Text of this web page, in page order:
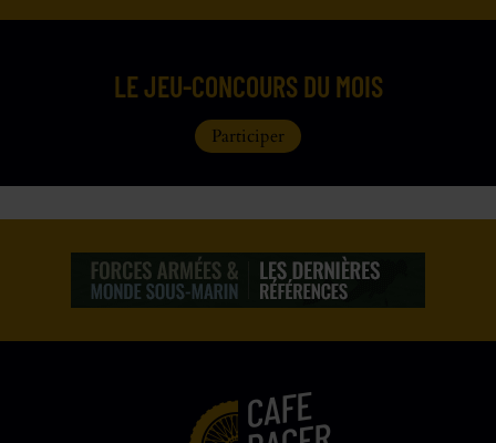
LE JEU-CONCOURS DU MOIS
Participer